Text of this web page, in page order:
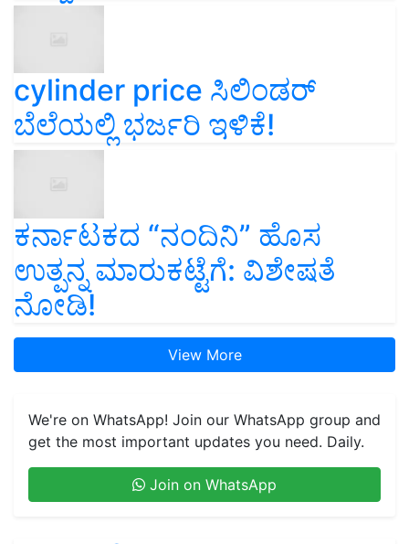
cylinder price ಸಿಲಿಂಡರ್‌
ಬೆಲೆಯಲ್ಲಿ ಭರ್ಜರಿ ಇಳಿಕೆ!
ಕರ್ನಾಟಕದ “ನಂದಿನಿ” ಹೊಸ
ಉತ್ಪನ್ನ ಮಾರುಕಟ್ಟೆಗೆ: ವಿಶೇಷತೆ
ನೋಡಿ!
View More
We're on WhatsApp! Join our WhatsApp group and
get the most important updates you need. Daily.
Join on WhatsApp